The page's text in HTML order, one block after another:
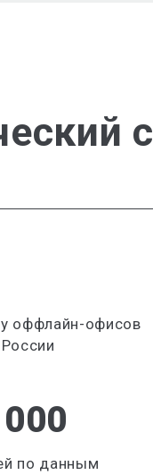
оффлайн-офисов
по данным